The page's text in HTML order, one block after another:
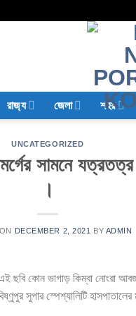
রাজ‍্য জেলা শহর
UNCATEGORIZED
সামনে
।
DECEMBER 2, 2021 BY ADMIN
কোন ভাগাড় কিম্বা নোংরা
সুপার স্পেশ্যালিটি